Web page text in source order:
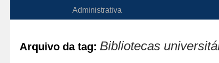
Administrativa
Arquivo da tag: Bibliotecas